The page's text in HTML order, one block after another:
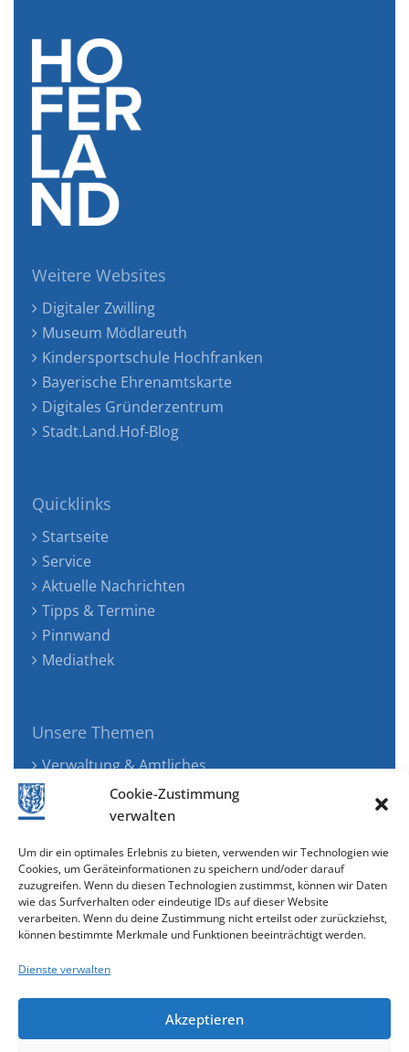
Cookie-Zustimmung
verwalten
Um dir ein optimales Erlebnis zu bieten, verwenden wir Technologien wie
Cookies, um Geräteinformationen zu speichern und/oder darauf
zuzugreifen. Wenn du diesen Technologien zustimmst, können wir Daten
wie das Surfverhalten oder eindeutige IDs auf dieser Website
verarbeiten. Wenn du deine Zustimmung nicht erteilst oder zurückziehst,
können bestimmte Merkmale und Funktionen beeinträchtigt werden.
Dienste verwalten
Akzeptieren
Weitere Websites
Digitaler Zwilling
Museum Mödlareuth
Kindersportschule Hochfranken
Bayerische Ehrenamtskarte
Digitales Gründerzentrum
Stadt.Land.Hof-Blog
Quicklinks
Startseite
Service
Aktuelle Nachrichten
Tipps & Termine
Pinnwand
Mediathek
Unsere Themen
Verwaltung & Amtliches
Jugend, Familie & Gesundheit
Tourismus, Freizeit & Ökologie
Wirtschaft & Verkehr
Senioren & Inklusion